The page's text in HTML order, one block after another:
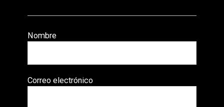
Nombre
Correo electrónico